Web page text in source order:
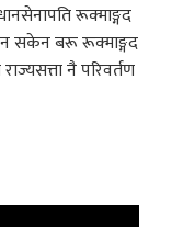
रूक्माङ्गद
सकेन बरू रूक्माङ्गद
नै परिवर्तण